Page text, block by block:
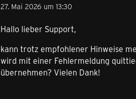
27. Mai 2026 um 13:30
Hallo lieber Support,
kann trotz empfohlener Hinweise
wird mit einer Fehlermeldung
übernehmen? Vielen Dank!